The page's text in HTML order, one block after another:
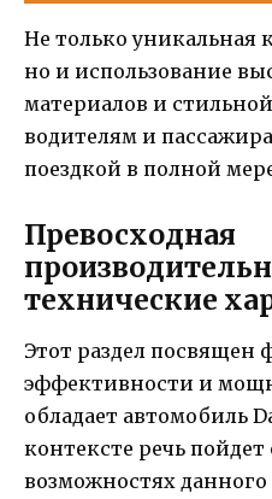
Не только уникальная
но и использование
материалов и
водителям и
поездкой в полной
Превосходная
технические
Этот раздел посвящен
эффективности и
обладает автомобиль
контексте речь
возможностях